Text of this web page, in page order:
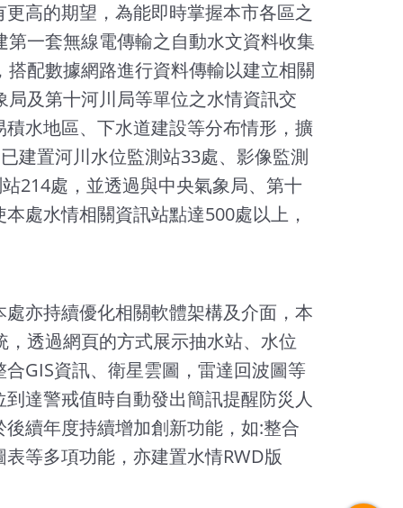
高的期望，為能即時掌握本市各區之
一套無線電傳輸之自動水文資料收集
配數據網路進行資料傳輸以建立相關
及第十河川局等單位之水情資訊交
水地區、下水道建設等分布情形，擴
建置河川水位監測站33處、影像監測
214處，並透過與中央氣象局、第十
處水情相關資訊站點達500處以上，
亦持續優化相關軟體架構及介面，本
透過網頁的方式展示抽水站、水位
GIS資訊、衛星雲圖，雷達回波圖等
達警戒值時自動發出簡訊提醒防災人
續年度持續增加創新功能，如:整合
等多項功能，亦建置水情RWD版